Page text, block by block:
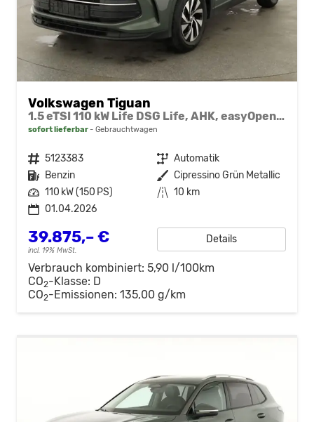
Volkswagen Tiguan
1.5 eTSI 110 kW Life DSG Life, AHK, easyOpen, Kamera, 5-J Garantie
sofort lieferbar Gebrauchtwagen
Fahrzeugnr. 5123383 Getriebe Automatik
Kraftstoff Benzin Außenfarbe Cipressino Grün Metallic
Leistung 110 kW (150 PS) Kilometerstand 10 km
01.04.2026
39.875,– €
incl. 19% MwSt.
Details
Verbrauch kombiniert: 5,90 l/100km
CO2-Klasse: D
CO2-Emissionen: 135,00 g/km